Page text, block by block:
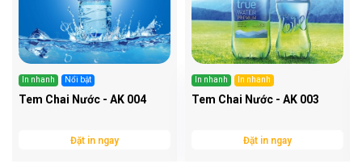
In nhanh Nổi bật
Tem Chai Nước - AK 004
Đặt in ngay
In nhanh In nhanh
Tem Chai Nước - AK 003
Đặt in ngay